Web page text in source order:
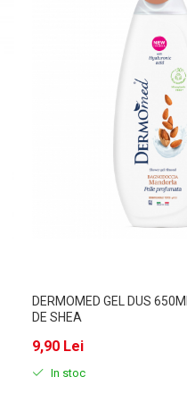
DERMOMED GEL DUS
DE SHEA
9,90 Lei
In stoc